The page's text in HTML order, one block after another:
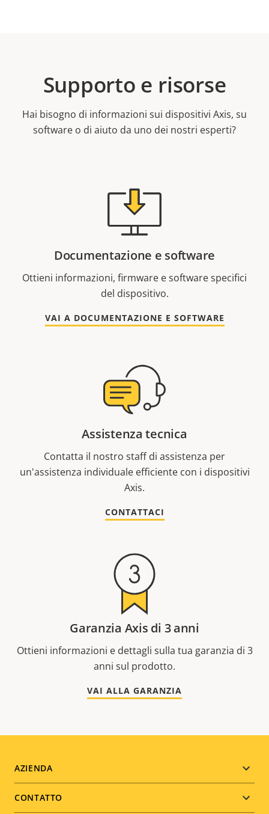
Supporto e risorse
Hai bisogno di informazioni sui dispositivi Axis, su
software o di aiuto da uno dei nostri esperti?
Documentazione e software
Ottieni informazioni, firmware e software specifici
del dispositivo.
VAI A DOCUMENTAZIONE E SOFTWARE
Assistenza tecnica
Contatta il nostro staff di assistenza per
un'assistenza individuale efficiente con i dispositivi
Axis.
CONTATTACI
Garanzia Axis di 3 anni
Ottieni informazioni e dettagli sulla tua garanzia di 3
anni sul prodotto.
VAI ALLA GARANZIA
Footer
menu
AZIENDA
CONTATTO